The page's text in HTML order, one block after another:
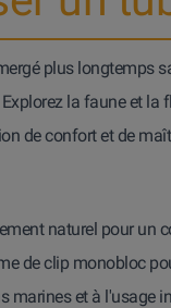
plus longtemps
la faune et la
de confort et de
naturel pour un
de clip monobloc
marines et à l'usage